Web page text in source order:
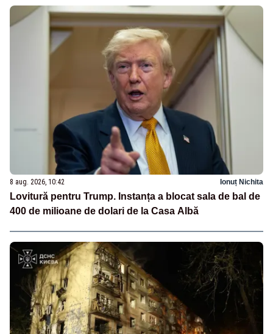
8 aug. 2026, 10:42 Ionuț Nichita
Lovitură pentru Trump. Instanța a blocat sala de bal de
400 de milioane de dolari de la Casa Albă